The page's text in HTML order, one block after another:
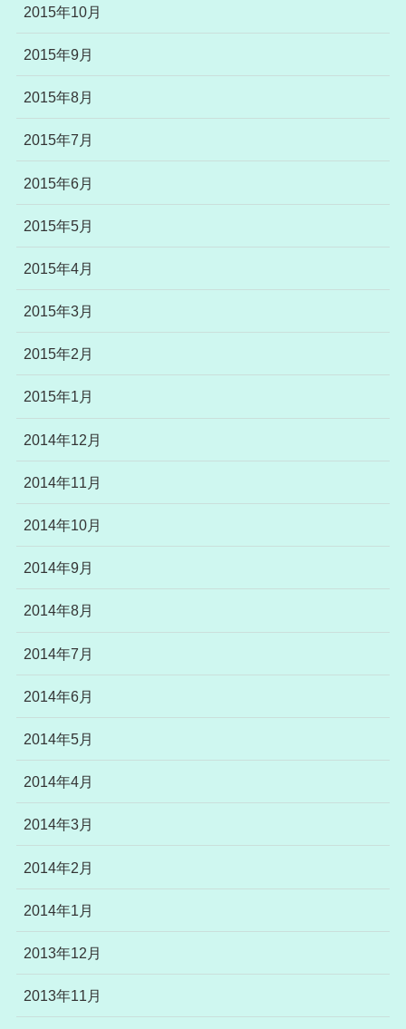
2015年10月
2015年9月
2015年8月
2015年7月
2015年6月
2015年5月
2015年4月
2015年3月
2015年2月
2015年1月
2014年12月
2014年11月
2014年10月
2014年9月
2014年8月
2014年7月
2014年6月
2014年5月
2014年4月
2014年3月
2014年2月
2014年1月
2013年12月
2013年11月